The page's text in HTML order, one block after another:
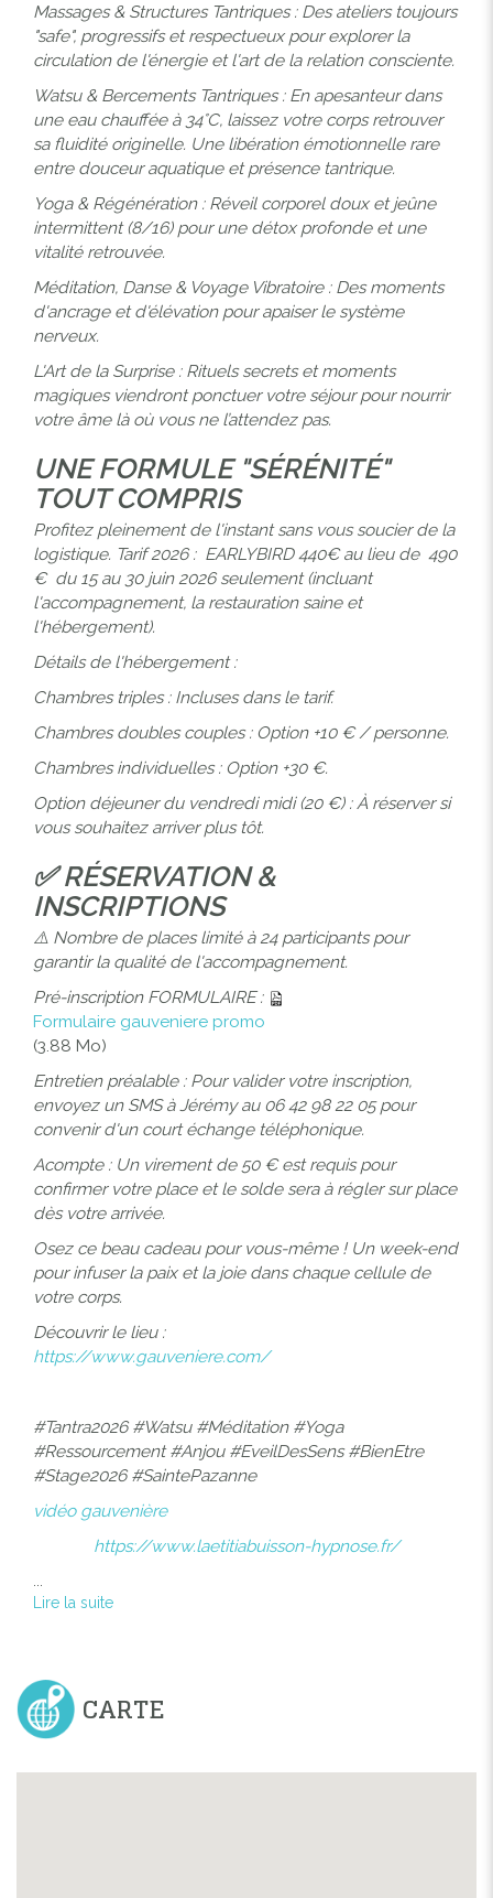
Massages & Structures Tantriques : Des ateliers toujours
"safe", progressifs et respectueux pour explorer la
circulation de l'énergie et l'art de la relation consciente.
Watsu & Bercements Tantriques : En apesanteur dans
une eau chauffée à 34°C, laissez votre corps retrouver
sa fluidité originelle. Une libération émotionnelle rare
entre douceur aquatique et présence tantrique.
Yoga & Régénération : Réveil corporel doux et jeûne
intermittent (8/16) pour une détox profonde et une
vitalité retrouvée.
Méditation, Danse & Voyage Vibratoire : Des moments
d'ancrage et d'élévation pour apaiser le système
nerveux.
L'Art de la Surprise : Rituels secrets et moments
magiques viendront ponctuer votre séjour pour nourrir
votre âme là où vous ne l’attendez pas.
UNE FORMULE "SÉRÉNITÉ"
TOUT COMPRIS
Profitez pleinement de l'instant sans vous soucier de la
logistique. Tarif 2026 : EARLYBIRD 440€ au lieu de 490
€ du 15 au 30 juin 2026 seulement(incluant
l'accompagnement, la restauration saine et
l'hébergement).
Détails de l'hébergement :
Chambres triples : Incluses dans le tarif.
Chambres doubles couples : Option +10 € / personne.
Chambres individuelles : Option +30 €.
Option déjeuner du vendredi midi (20 €) : À réserver si
vous souhaitez arriver plus tôt.
✅ RÉSERVATION &
INSCRIPTIONS
⚠️ Nombre de places limité à 24 participants pour
garantir la qualité de l'accompagnement.
Pré-inscription FORMULAIRE :
Formulaire gauveniere promo
(3.88 Mo)
Entretien préalable : Pour valider votre inscription,
envoyez un SMS à Jérémy au 06 42 98 22 05 pour
convenir d'un court échange téléphonique.
Acompte : Un virement de 50 € est requis pour
confirmer votre place et le solde sera à régler sur place
dès votre arrivée.
Osez ce beau cadeau pour vous-même ! Un week-end
pour infuser la paix et la joie dans chaque cellule de
votre corps.
Découvrir le lieu :
https://www.gauveniere.com/
#Tantra2026 #Watsu #Méditation #Yoga
#Ressourcement #Anjou #EveilDesSens #BienEtre
#Stage2026 #SaintePazanne
vidéo gauvenière
https://www.laetitiabuisson-hypnose.fr/
Lire la suite
CARTE